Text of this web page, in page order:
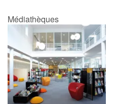
Médiathèques